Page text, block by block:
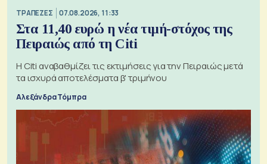
ΤΡΑΠΕΖΕΣ 07.08.2026, 11:33
Στα 11,40 ευρώ η νέα τιμή-στόχος της
Πειραιώς από τη Citi
Η Citi αναβαθμίζει τις εκτιμήσεις για την Πειραιώς μετά
τα ισχυρά αποτελέσματα β' τριμήνου
Αλεξάνδρα Τόμπρα